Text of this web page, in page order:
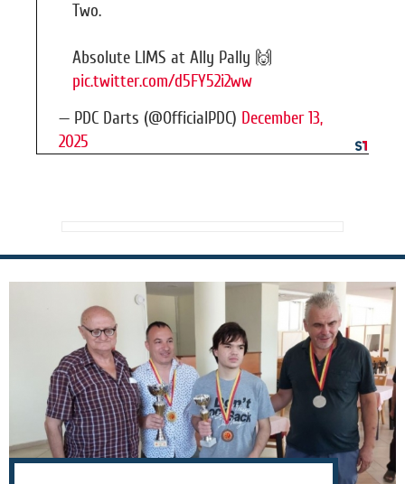
Two.
Absolute LIMS at Ally Pally 🙌
pic.twitter.com/d5FY52i2ww
— PDC Darts (@OfficialPDC) December 13,
2025